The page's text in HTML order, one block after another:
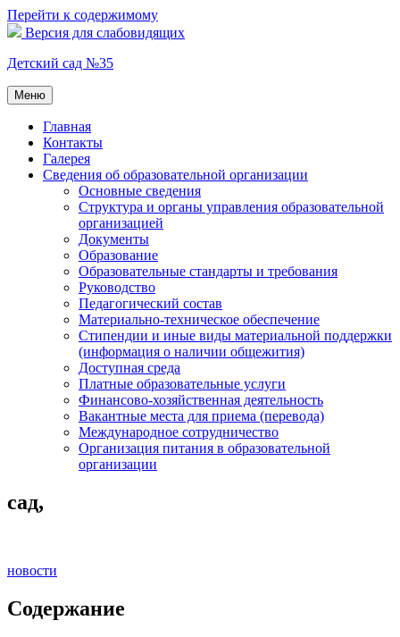
Перейти к содержимому
Версия для слабовидящих
Детский сад №35
Меню
Главная
Контакты
Галерея
Сведения об образовательной организации
Основные сведения
Структура и органы управления образовательной
организацией
Документы
Образование
Образовательные стандарты и требования
Руководство
Педагогический состав
Материально-техническое обеспечение
Стипендии и иные виды материальной поддержки
(информация о наличии общежития)
Доступная среда
Платные образовательные услуги
Финансово-хозяйственная деятельность
Вакантные места для приема (перевода)
Международное сотрудничество
Организация питания в образовательной
организации
сад,
новости
Содержание